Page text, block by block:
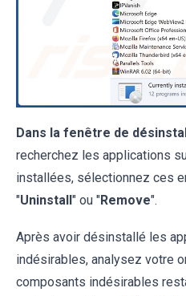
Dans la fenêtre de
recherchez les applications
installées, sélectionnez ces
"Uninstall " ou "Remove".
Après avoir désinstallé les
indésirables, analysez votre
composants indésirables